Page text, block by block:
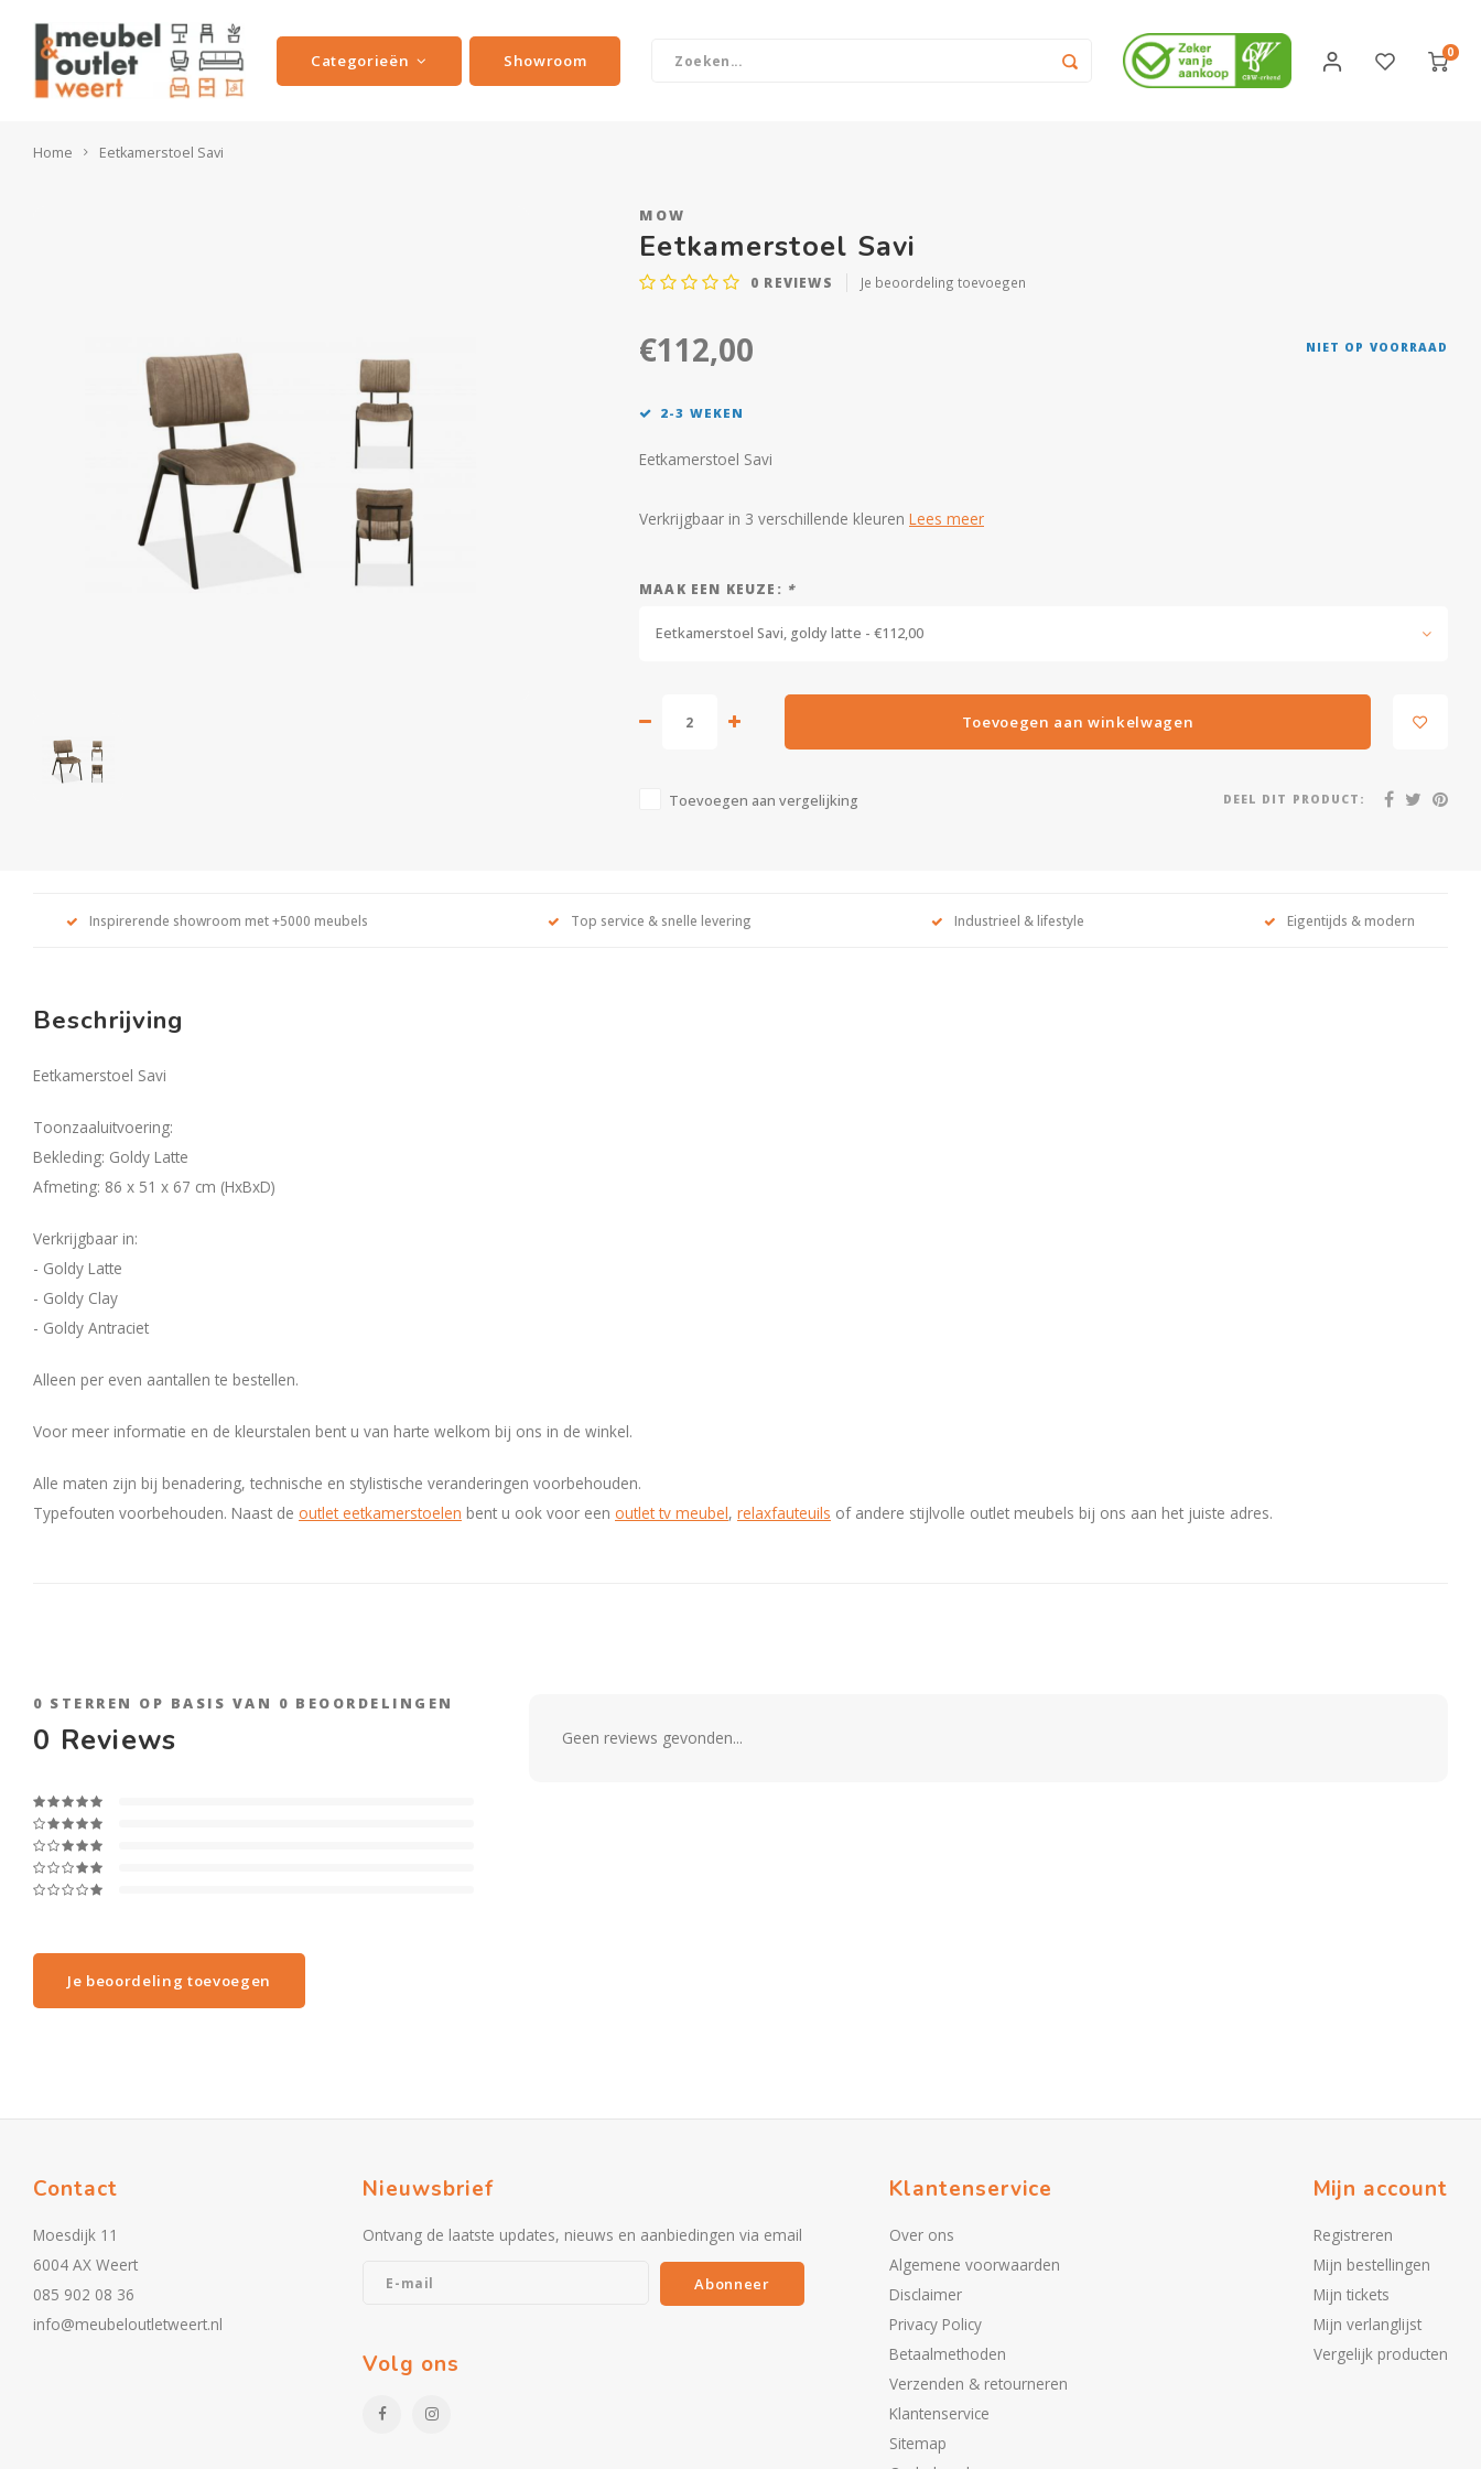
Categorieën Showroom 0
Home Eetkamerstoel Savi
MOW
Eetkamerstoel Savi
0 REVIEWS Je beoordeling toevoegen
€112,00 NIET OP VOORRAAD
2-3 WEKEN
Eetkamerstoel Savi
Verkrijgbaar in 3 verschillende kleuren Lees meer
MAAK EEN KEUZE: *
Eetkamerstoel Savi, goldy latte - €112,00
Toevoegen aan winkelwagen
Toevoegen aan vergelijking DEEL DIT PRODUCT:
Inspirerende showroom met +5000 meubels Top service & snelle levering Industrieel & lifestyle Eigentijds & modern
Beschrijving
Eetkamerstoel Savi
Toonzaaluitvoering:
Bekleding: Goldy Latte
Afmeting: 86 x 51 x 67 cm (HxBxD)
Verkrijgbaar in:
- Goldy Latte
- Goldy Clay
- Goldy Antraciet
Alleen per even aantallen te bestellen.
Voor meer informatie en de kleurstalen bent u van harte welkom bij ons in de winkel.
Alle maten zijn bij benadering, technische en stylistische veranderingen voorbehouden.
Typefouten voorbehouden. Naast de outlet eetkamerstoelen bent u ook voor een outlet tv meubel, relaxfauteuils of andere stijlvolle outlet meubels bij ons aan het juiste adres.
0 STERREN OP BASIS VAN 0 BEOORDELINGEN
0 Reviews
Je beoordeling toevoegen
Geen reviews gevonden...
Contact
Moesdijk 11
6004 AX Weert
085 902 08 36
info@meubeloutletweert.nl
Nieuwsbrief
Ontvang de laatste updates, nieuws en aanbiedingen via email
Abonneer
Volg ons
Klantenservice
Over ons
Algemene voorwaarden
Disclaimer
Privacy Policy
Betaalmethoden
Verzenden & retourneren
Klantenservice
Sitemap
Mijn account
Registreren
Mijn bestellingen
Mijn tickets
Mijn verlanglijst
Vergelijk producten